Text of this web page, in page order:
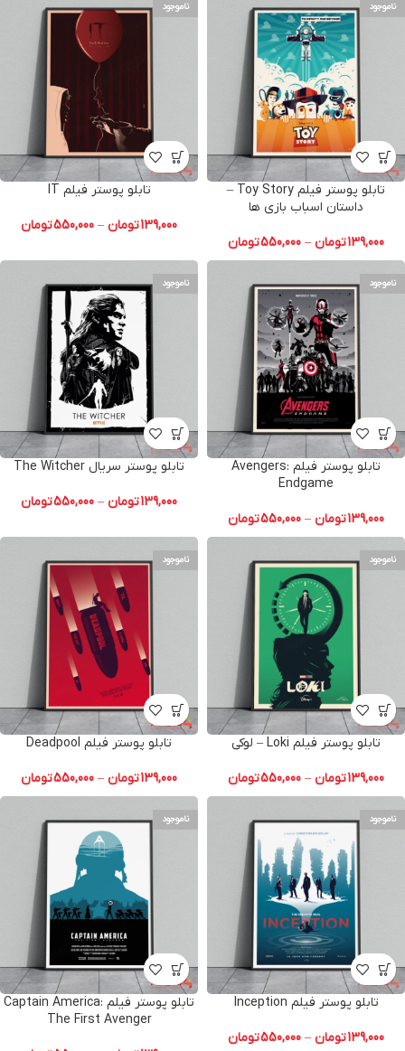
ناموجود
تابلو پوستر فیلم Toy Story –
داستان اسباب بازی ها
139,000تومان –
550,000تومان
ناموجود
تابلو پوستر فیلم IT
139,000تومان –
550,000تومان
ناموجود
تابلو پوستر فیلم Avengers:
Endgame
139,000تومان –
550,000تومان
ناموجود
تابلو پوستر سریال The Witcher
139,000تومان –
550,000تومان
ناموجود
تابلو پوستر فیلم Loki – لوکی
139,000تومان –
550,000تومان
ناموجود
تابلو پوستر فیلم Deadpool
139,000تومان –
550,000تومان
ناموجود
تابلو پوستر فیلم Inception
139,000تومان –
550,000تومان
ناموجود
تابلو پوستر فیلم Captain America:
The First Avenger